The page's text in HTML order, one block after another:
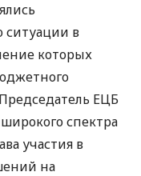
в
которых
ЕЦБ
спектра
участия в
на